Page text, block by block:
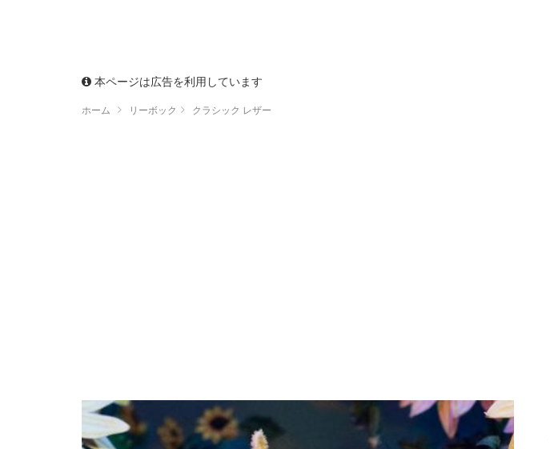
本ページは広告を利用しています
ホーム リーボック クラシック レザー